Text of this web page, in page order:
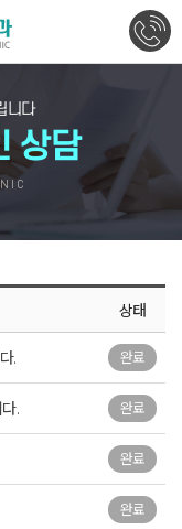
니다
상담
상태
. 완료
. 완료
완료
완료